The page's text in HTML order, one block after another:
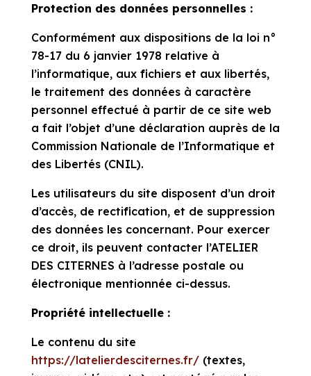
Protection des données personnelles :
Conformément aux dispositions de la loi n°
78-17 du 6 janvier 1978 relative à
l’informatique, aux fichiers et aux libertés,
le traitement des données à caractère
personnel effectué à partir de ce site web
a fait l’objet d’une déclaration auprès de la
Commission Nationale de l’Informatique et
des Libertés (CNIL).
Les utilisateurs du site disposent d’un droit
d’accès, de rectification, et de suppression
des données les concernant. Pour exercer
ce droit, ils peuvent contacter l’ATELIER
DES CITERNES à l’adresse postale ou
électronique mentionnée ci-dessus.
Propriété intellectuelle :
Le contenu du site
https://latelierdesciternes.fr/(textes,